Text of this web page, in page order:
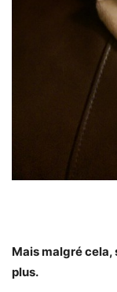
Mais malgré
plus.